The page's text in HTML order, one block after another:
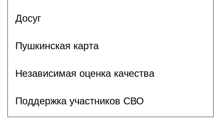
Досуг
Пушкинская карта
Независимая оценка качества
Поддержка участников СВО